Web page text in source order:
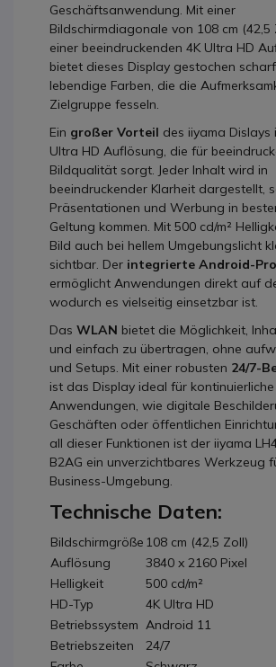
Geschäftsanwendung. Mit einer
Bildschirmdiagonale von 108 cm (42,5
einer beeindruckenden 4K Ultra HD
bietet dieses Display gestochen
lebendige Farben, die die
Zielgruppe fesseln.
Ein großer Vorteil des iiyama Dislays
Ultra HD Auflösung, die für
Bildqualität sorgt. Jeder Inhalt wird in
beeindruckender Klarheit dargestellt,
Präsentationen und Werbung in
Geltung kommen. Mit 500 cd/m²
Bild auch bei hellem Umgebungslicht
sichtbar. Der integrierte Android-
ermöglicht Anwendungen direkt auf
wodurch es vielseitig einsetzbar ist.
Das WLAN bietet die Möglichkeit,
und einfach zu übertragen, ohne
und Setups. Mit einer robusten 24/7-
ist das Display ideal für kontinuierliche
Anwendungen, wie digitale
Geschäften oder öffentlichen
all dieser Funktionen ist der iiyama
B2AG ein unverzichtbares Werkzeug
Business-Umgebung.
Technische Daten:
Bildschirmgröße 108 cm (42,5 Zoll)
Auflösung
3840 x 2160 Pixel
Helligkeit
500 cd/m²
HD-Typ
4K Ultra HD
Betriebssystem Android 11
Betriebszeiten
24/7